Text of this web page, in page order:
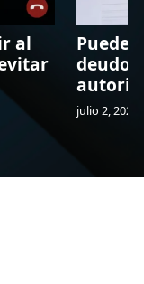
al
julio 2, 2026